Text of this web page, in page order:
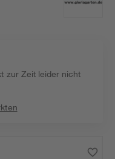
zur Zeit leider nicht